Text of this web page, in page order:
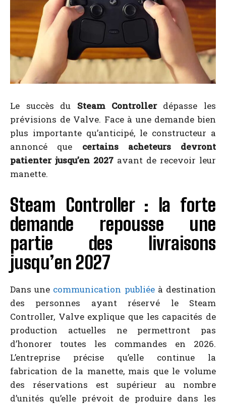
Le succès du Steam Controller dépasse les
prévisions de Valve. Face à une demande bien
plus importante qu’anticipé, le constructeur a
annoncé que certains acheteurs devront
patienter jusqu’en 2027 avant de recevoir leur
manette.
Steam Controller : la forte
demande repousse une
partie des livraisons
jusqu’en 2027
Dans une communication publiéeà destination
des personnes ayant réservé le Steam
Controller, Valve explique que les capacités de
production actuelles ne permettront pas
d’honorer toutes les commandes en 2026.
L’entreprise précise qu’elle continue la
fabrication de la manette, mais que le volume
des réservations est supérieur au nombre
d’unités qu’elle prévoit de produire dans les